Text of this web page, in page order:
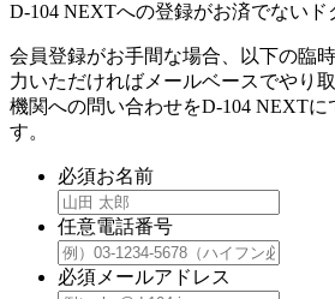
D-104 NEXTへの登録がお済でない
会員登録がお手間な場合、以下の臨
力いただければメールベースでやり
機関への問い合わせをD-104 NEXTに
す。
必須お名前
任意電話番号
必須 メールアドレス